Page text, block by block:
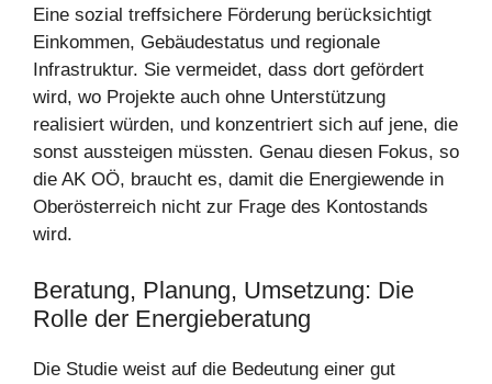
Eine sozial treffsichere Förderung berücksichtigt
Einkommen, Gebäudestatus und regionale
Infrastruktur. Sie vermeidet, dass dort gefördert
wird, wo Projekte auch ohne Unterstützung
realisiert würden, und konzentriert sich auf jene, die
sonst aussteigen müssten. Genau diesen Fokus, so
die AK OÖ, braucht es, damit die Energiewende in
Oberösterreich nicht zur Frage des Kontostands
wird.
Beratung, Planung, Umsetzung: Die
Rolle der Energieberatung
Die Studie weist auf die Bedeutung einer gut